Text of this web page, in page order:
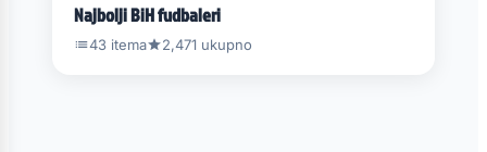
Najbolji BiH fudbaleri
43 itema 2,471 ukupno